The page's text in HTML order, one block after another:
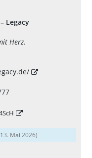
Legacy
Herz.
13. Mai 2026)